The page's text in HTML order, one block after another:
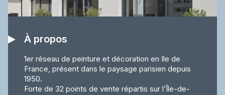
À propos
1er réseau de peinture et décoration en Ile de
France, présent dans le paysage parisien depuis
1950.
Forte de 32 points de vente répartis sur l’Île-de-